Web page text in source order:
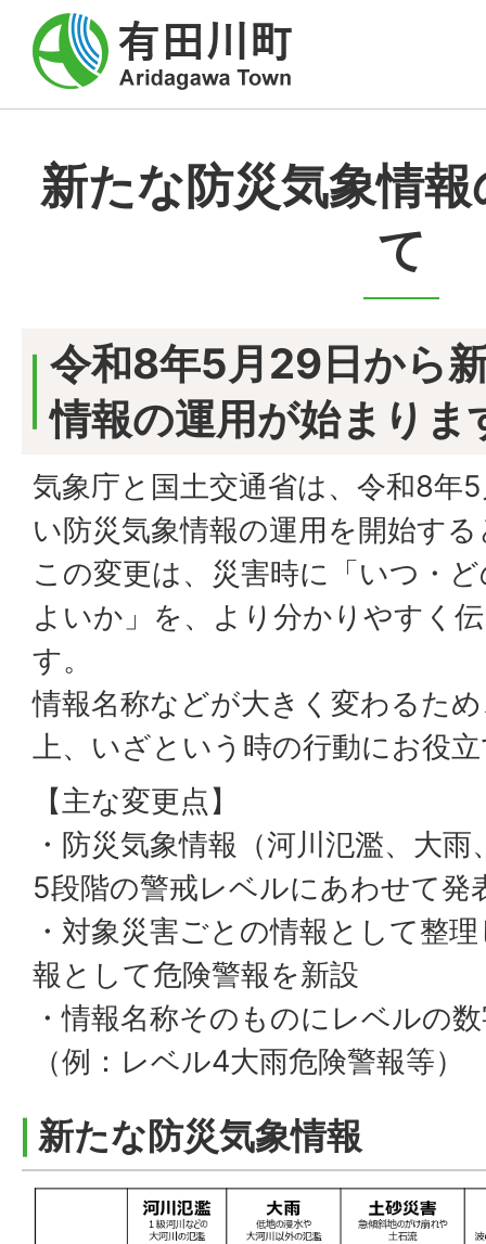
新たな防災気象情
て
令和8年5月29日から
情報の運用が始まりま
気象庁と国土交通省は、令和8年
い防災気象情報の運用を開始す
この変更は、災害時に「いつ・
よいか」を、より分かりやすく
す。
情報名称などが大きく変わるた
上、いざという時の行動にお役
【主な変更点】
・防災気象情報（河川氾濫、大
5段階の警戒レベルにあわせて発
・対象災害ごとの情報として整
報として危険警報を新設
・情報名称そのものにレベルの
（例：レベル4大雨危険警報等）
新たな防災気象情報